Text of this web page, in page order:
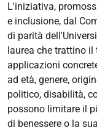
giuridico-
e-
applicazioni-
concrete201d
Premiazione
tesi
di
Laurea
L'iniziativa,
e inclusione, dal
di parità
laurea che trattino
applicazioni
ad età, genere,
politico, disabilità,
possono limitare il
di benessere o la